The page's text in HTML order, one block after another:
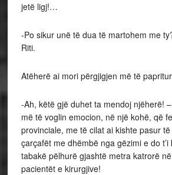
jetë ligj!…
-Po sikur unë të dua të martohem me
Riti.
Atëherë ai mori përgjigjen më të
-Ah, këtë gjë duhet ta mendoj njëherë!
më të voglin emocion, në një kohë, që
provinciale, me të cilat ai kishte pasur
çarçafët me dhëmbë nga gëzimi e do
tabakë pëlhurë gjashtë metra katrorë
pacientët e kirurgjive!